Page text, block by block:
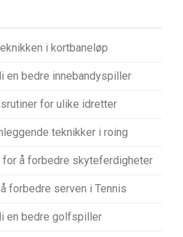
i kortbaneløp
en bedre innebandyspiller
for ulike idretter
teknikker i roing
å forbedre skyteferdigheter
forbedre serven i Tennis
en bedre golfspiller